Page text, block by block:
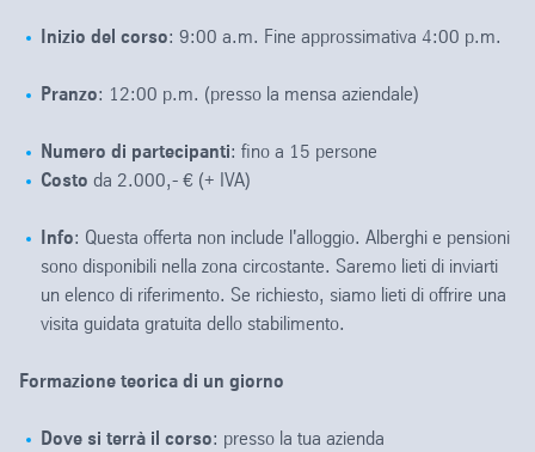
Inizio del corso: 9:00 a.m. Fine approssimativa 4:00 p.m.
Pranzo: 12:00 p.m. (presso la mensa aziendale)
Numero di partecipanti: fino a 15 persone
Costo da 2.000,- € (+ IVA)
Info: Questa offerta non include l'alloggio. Alberghi e pensioni
sono disponibili nella zona circostante. Saremo lieti di inviarti
un elenco di riferimento. Se richiesto, siamo lieti di offrire una
visita guidata gratuita dello stabilimento.
Formazione teorica di un giorno
Dove si terrà il corso: presso la tua azienda